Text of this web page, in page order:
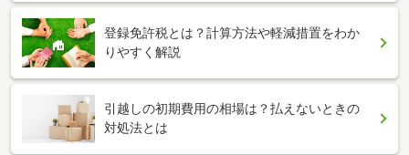
登録免許税とは？計算方法や軽減措置をわか
りやすく解説
引越しの初期費用の相場は？払えないときの
対処法とは